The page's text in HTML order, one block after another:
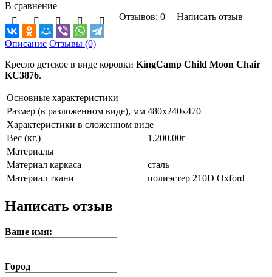
В сравнение
Отзывов: 0 | Написать отзыв
Описание Отзывы (0)
Кресло детское в виде коровки KingCamp Child Moon Chair
KC3876.
Основные характеристики
Размер (в разложенном виде), мм 480x240x470
Характеристики в сложенном виде
Вес (кг.)
1,200.00г
Материалы
Материал каркаса
сталь
Материал ткани
полиэстер 210D Oxford
Написать отзыв
Ваше имя:
Город